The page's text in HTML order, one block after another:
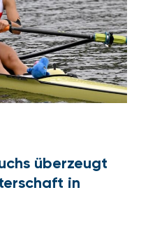
überzeugt
in